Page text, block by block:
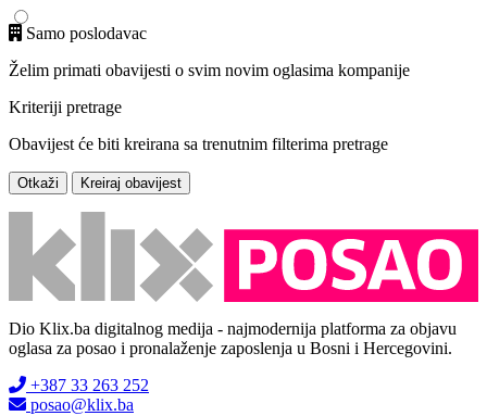
Samo poslodavac
Želim primati obavijesti o svim novim oglasima kompanije
Kriteriji pretrage
Obavijest će biti kreirana sa trenutnim filterima pretrage
Otkaži Kreiraj obavijest
Dio Klix.ba digitalnog medija - najmodernija platforma za objavu
oglasa za posao i pronalaženje zaposlenja u Bosni i Hercegovini.
+387 33 263 252
posao@klix.ba